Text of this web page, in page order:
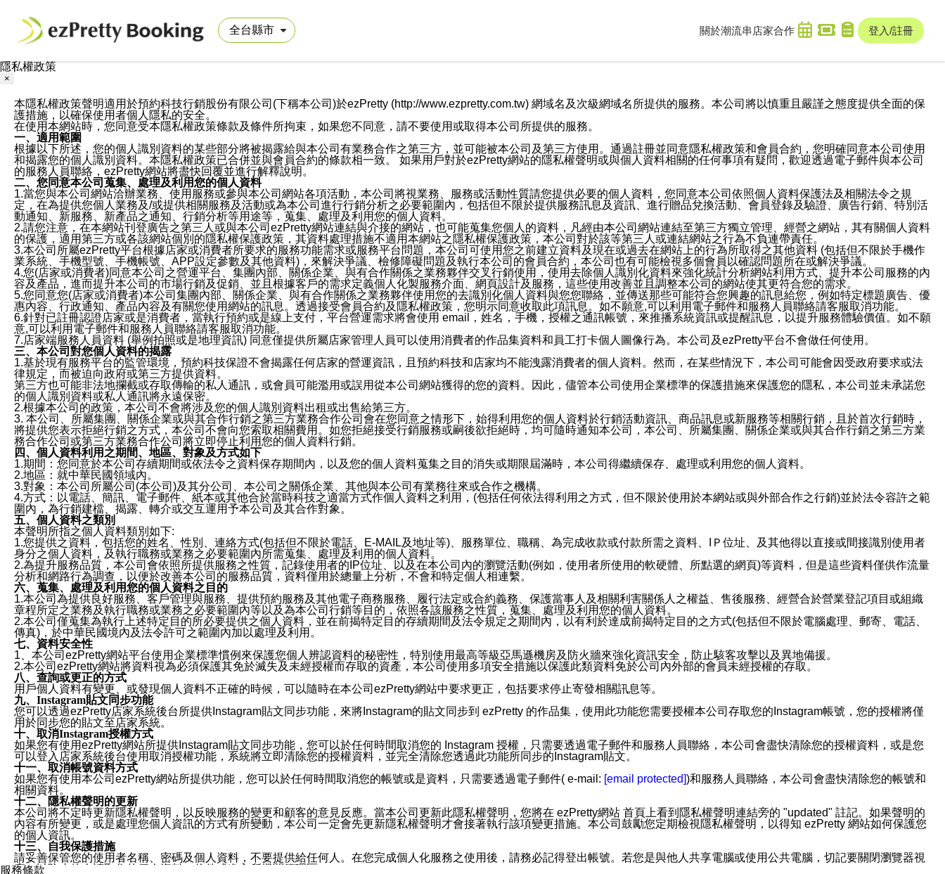
關於潮流串 店家合作 登入/註冊
隱私權政策
×
本隱私權政策聲明適用於預約科技行銷股份有限公司(下稱本公司)於ezPretty (http://www.ezpretty.com.tw) 網域名及次級網域名所提供的服務。本公司將以慎重且嚴謹之態度提供全面的保
護措施，以確保使用者個人隱私的安全。
在使用本網站時，您同意受本隱私權政策條款及條件所拘束，如果您不同意，請不要使用或取得本公司所提供的服務。
一、適用範圍
根據以下所述，您的個人識別資料的某些部分將被揭露給與本公司有業務合作之第三方，並可能被本公司及第三方使用。通過註冊並同意隱私權政策和會員合約，您明確同意本公司使用
和揭露您的個人識別資料。本隱私權政策已合併並與會員合約的條款相一致。 如果用戶對於ezPretty網站的隱私權聲明或與個人資料相關的任何事項有疑問，歡迎透過電子郵件與本公司
的服務人員聯絡，ezPretty網站將盡快回覆並進行解釋說明。
二、您同意本公司蒐集、處理及利用您的個人資料
1.當您與本公司網站洽辦業務、使用服務或參與本公司網站各項活動，本公司將視業務、服務或活動性質請您提供必要的個人資料，您同意本公司依照個人資料保護法及相關法令之規
定，在為提供您個人業務及/或提供相關服務及活動或為本公司進行行銷分析之必要範圍內，包括但不限於提供服務訊息及資訊、進行贈品兌換活動、會員登錄及驗證、廣告行銷、特別活
動通知、新服務、新產品之通知、行銷分析等用途等，蒐集、處理及利用您的個人資料。
2.請您注意，在本網站刊登廣告之第三人或與本公司ezPretty網站連結與介接的網站，也可能蒐集您個人的資料，凡經由本公司網站連結至第三方獨立管理、經營之網站，其有關個人資料
的保護，適用第三方或各該網站個別的隱私權保護政策，其資料處理措施不適用本網站之隱私權保護政策，本公司對於該等第三人或連結網站之行為不負連帶責任。
3.本公司所屬ezPretty平台根據店家或消費者所要求的服務功能需求或服務平台問題，本公司可使用您之前建立資料及現在或過去在網站上的行為所取得之其他資料 (包括但不限於手機作
業系統、手機型號、手機帳號、APP設定參數及其他資料)，來解決爭議、檢修障礙問題及執行本公司的會員合約，本公司也有可能檢視多個會員以確認問題所在或解決爭議。
4.您(店家或消費者)同意本公司之營運平台、集團內部、關係企業、與有合作關係之業務夥伴交叉行銷使用，使用去除個人識別化資料來強化統計分析網站利用方式、提升本公司服務的內
容及產品，進而提升本公司的市場行銷及促銷、並且根據客戶的需求定義個人化製服務介面、網頁設計及服務，這些使用改善並且調整本公司的網站使其更符合您的需求。
5.您同意您(店家或消費者)本公司集團內部、關係企業、與有合作關係之業務夥伴使用您的去識別化個人資料與您您聯絡，並傳送那些可能符合您興趣的訊息給您，例如特定標題廣告、優
惠內容、行政通知、產品內容及有關您使用網站的訊息。透過接受會員合約及隱私權政策，您明示同意收取此項訊息。如不願意,可以利用電子郵件和服務人員聯絡請客服取消功能。
6.針對已註冊認證店家或是消費者，當執行預約或是線上支付，平台營運需求將會使用 email，姓名，手機，授權之通訊帳號，來推播系統資訊或提醒訊息，以提升服務體驗價值。如不願
意,可以利用電子郵件和服務人員聯絡請客服取消功能。
7.店家端服務人員資料 (舉例拍照或是地理資訊) 同意僅提供所屬店家管理人員可以使用消費者的作品集資料和員工打卡個人圖像行為。本公司及ezPretty平台不會做任何使用。
三、本公司對您個人資料的揭露
1.基於現有服務平台的監管環境，預約科技保證不會揭露任何店家的營運資訊，且預約科技和店家均不能洩露消費者的個人資料。然而，在某些情況下，本公司可能會因受政府要求或法
律規定，而被迫向政府或第三方提供資料。
第三方也可能非法地攔截或存取傳輸的私人通訊，或會員可能濫用或誤用從本公司網站獲得的您的資料。因此，儘管本公司使用企業標準的保護措施來保護您的隱私，本公司並未承諾您
的個人識別資料或私人通訊將永遠保密。
2.根據本公司的政策，本公司不會將涉及您的個人識別資料出租或出售給第三方。
3. 本公司、所屬集團、關係企業或與其合作行銷之第三方業務合作公司會在您同意之情形下，始得利用您的個人資料於行銷活動資訊、商品訊息或新服務等相關行銷，且於首次行銷時，
將提供您表示拒絕行銷之方式，本公司不會向您索取相關費用。如您拒絕接受行銷服務或嗣後欲拒絕時，均可隨時通知本公司，本公司、所屬集團、關係企業或與其合作行銷之第三方業
務合作公司或第三方業務合作公司將立即停止利用您的個人資料行銷。
四、個人資料利用之期間、地區、對象及方式如下
1.期間：您同意於本公司存續期間或依法令之資料保存期間內，以及您的個人資料蒐集之目的消失或期限屆滿時，本公司得繼續保存、處理或利用您的個人資料。
2.地區：就中華民國領域內。
3.對象：本公司所屬公司(本公司)及其分公司、本公司之關係企業、其他與本公司有業務往來或合作之機構。
4.方式：以電話、簡訊、電子郵件、紙本或其他合於當時科技之適當方式作個人資料之利用，(包括任何依法得利用之方式，但不限於使用於本網站或與外部合作之行銷)並於法令容許之範
圍內，為行銷建檔、揭露、轉介或交互運用予本公司及其合作對象。
五、個人資料之類別
本聲明所指之個人資料類別如下:
1.您提供之資料，包括您的姓名、性別、連絡方式(包括但不限於電話、E-MAIL及地址等)、服務單位、職稱、為完成收款或付款所需之資料、IＰ位址、及其他得以直接或間接識別使用者
身分之個人資料，及執行職務或業務之必要範圍內所需蒐集、處理及利用的個人資料。
2.為提升服務品質，本公司會依照所提供服務之性質，記錄使用者的IP位址、以及在本公司內的瀏覽活動(例如，使用者所使用的軟硬體、所點選的網頁)等資料，但是這些資料僅供作流量
分析和網路行為調查，以便於改善本公司的服務品質，資料僅用於總量上分析，不會和特定個人相連繫。
六、蒐集、處理及利用您的個人資料之目的
1.本公司為提供良好服務、客戶管理與服務、提供預約服務及其他電子商務服務、履行法定或合約義務、保護當事人及相關利害關係人之權益、售後服務、經營合於營業登記項目或組織
章程所定之業務及執行職務或業務之必要範圍內等以及為本公司行銷等目的，依照各該服務之性質，蒐集、處理及利用您的個人資料。
2.本公司僅蒐集為執行上述特定目的所必要提供之個人資料，並在前揭特定目的存續期間及法令規定之期間內，以有利於達成前揭特定目的之方式(包括但不限於電腦處理、郵寄、電話、
傳真)，於中華民國境內及法令許可之範圍內加以處理及利用。
七、資料安全性
1、本公司ezPretty網站平台使用企業標準慣例來保護您個人辨認資料的秘密性，特別使用最高等級亞馬遜機房及防火牆來強化資訊安全，防止駭客攻擊以及異地備援。
2.本公司ezPretty網站將資料視為必須保護其免於滅失及未經授權而存取的資產，本公司使用多項安全措施以保護此類資料免於公司內外部的會員未經授權的存取。
八、查詢或更正的方式
用戶個人資料有變更、或發現個人資料不正確的時候，可以隨時在本公司ezPretty網站中要求更正，包括要求停止寄發相關訊息等。
九、Instagram貼文同步功能
您可以透過ezPretty店家系統後台所提供Instagram貼文同步功能，來將Instagram的貼文同步到 ezPretty 的作品集，使用此功能您需要授權本公司存取您的Instagram帳號，您的授權將僅
用於同步您的貼文至店家系統。
十、取消Instagram授權方式
如果您有使用ezPretty網站所提供Instagram貼文同步功能，您可以於任何時間取消您的 Instagram 授權，只需要透過電子郵件和服務人員聯絡，本公司會盡快清除您的授權資料，或是您
可以登入店家系統後台使用取消授權功能，系統將立即清除您的授權資料，並完全清除您透過此功能所同步的Instagram貼文。
十一、取消帳號資料方式
如果您有使用本公司ezPretty網站所提供功能，您可以於任何時間取消您的帳號或是資料，只需要透過電子郵件( e-mail: [email protected])和服務人員聯絡，本公司會盡快清除您的帳號和
相關資料。
十二、隱私權聲明的更新
本公司將不定時更新隱私權聲明，以反映服務的變更和顧客的意見反應。當本公司更新此隱私權聲明，您將在 ezPretty網站 首頁上看到隱私權聲明連結旁的 "updated" 註記。如果聲明的
內容有所變更，或是處理您個人資訊的方式有所變動，本公司一定會先更新隱私權聲明才會接著執行該項變更措施。本公司鼓勵您定期檢視隱私權聲明，以得知 ezPretty 網站如何保護您
的個人資訊。
十三、自我保護措施
請妥善保管您的使用者名稱、密碼及個人資料，不要提供給任何人。在您完成個人化服務之使用後，請務必記得登出帳號。若您是與他人共享電腦或使用公共電腦，切記要關閉瀏覽器視
窗，以防止他人讀取您的個人資料、信件或進入所機關管理區。
服務條款